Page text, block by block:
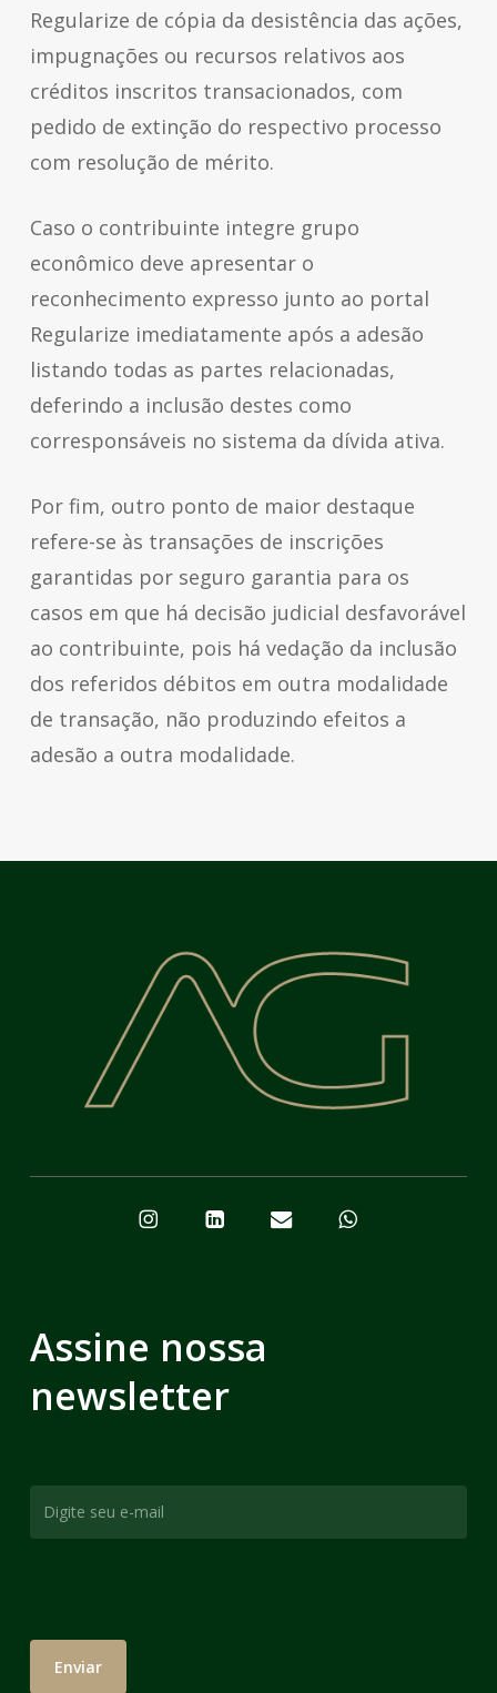
Regularize de cópia da desistência das ações,
impugnações ou recursos relativos aos
créditos inscritos transacionados, com
pedido de extinção do respectivo processo
com resolução de mérito.
Caso o contribuinte integre grupo
econômico deve apresentar o
reconhecimento expresso junto ao portal
Regularize imediatamente após a adesão
listando todas as partes relacionadas,
deferindo a inclusão destes como
corresponsáveis no sistema da dívida ativa.
Por fim, outro ponto de maior destaque
refere-se às transações de inscrições
garantidas por seguro garantia para os
casos em que há decisão judicial desfavorável
ao contribuinte, pois há vedação da inclusão
dos referidos débitos em outra modalidade
de transação, não produzindo efeitos a
adesão a outra modalidade.
Assine nossa
newsletter